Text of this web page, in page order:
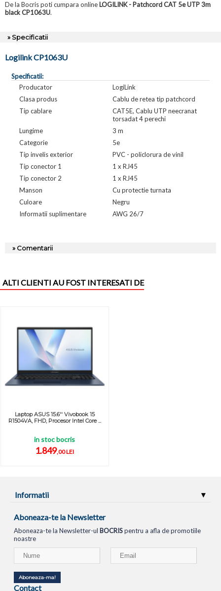
De la Bocris poti cumpara online LOGILINK - Patchcord CAT 5e UTP 3m
black CP1063U.
» Specificatii
Logilink CP1063U
Specificatii:
Producator
LogiLink
Clasa produs
Cablu de retea tip patchcord
Tip cablare
CAT5E, Cablu UTP neecranat
torsadat 4 perechi
Lungime
3 m
Categorie
5e
Tip invelis exterior
PVC - policlorura de vinil
Tip conector 1
1 x RJ45
Tip conector 2
1 x RJ45
Manson
Cu protectie turnata
Culoare
Negru
Informatii suplimentare
AWG 26/7
» Comentarii
ALTI CLIENTI AU FOST INTERESATI DE
Laptop ASUS 15.6'' Vivobook 15
R1504VA, FHD, Procesor Intel Core ...
in stoc bocris
1.849,00 LEI
Informatii
Aboneaza-te la Newsletter
Aboneaza-te la Newsletter-ul BOCRISpentru a afla de promotiile
noastre
Aboneaza-ma!
Contact